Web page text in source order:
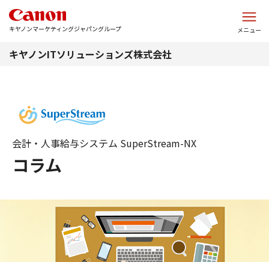
キヤノンマーケティングジャパングループ メニュー
キヤノンITソリューションズ株式会社
コラム
会計・人事給与システム SuperStream-NX